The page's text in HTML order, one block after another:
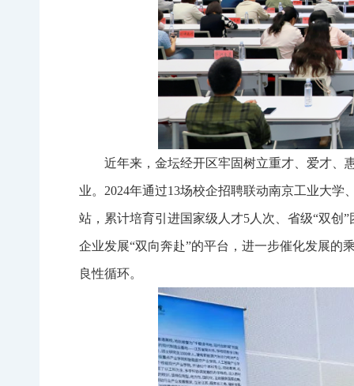
近年来，金坛经开区牢固树立重才、爱才、
业。2024年通过13场校企招聘联动南京工业大
站，累计培育引进国家级人才5人次、省级“双创
企业发展“双向奔赴”的平台，进一步催化发展的
良性循环。